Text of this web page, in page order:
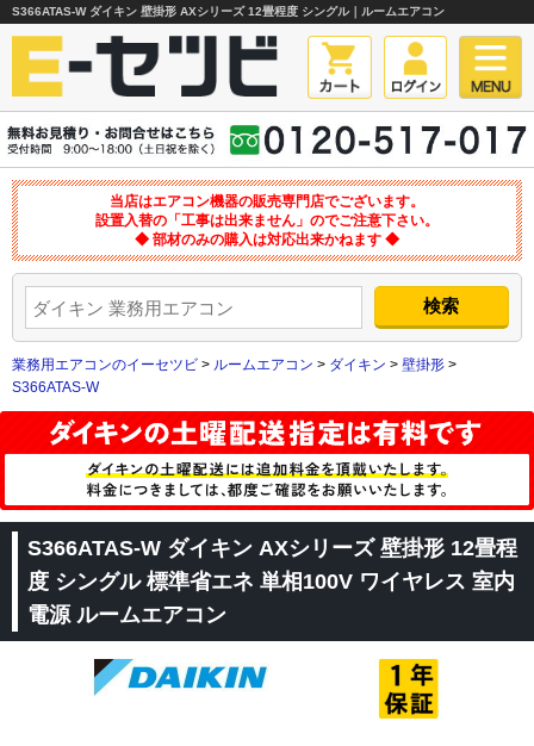
S366ATAS-W ダイキン 壁掛形 AXシリーズ 12畳程度 シングル｜ルームエアコン
当店はエアコン機器の販売専門店でございます。
設置入替の「工事は出来ません」のでご注意下さい。
◆ 部材のみの購入は対応出来かねます ◆
業務用エアコンのイーセツビ > ルームエアコン > ダイキン > 壁掛形 >
S366ATAS-W
S366ATAS-W ダイキン AXシリーズ 壁掛形 12畳程
度 シングル 標準省エネ 単相100V ワイヤレス 室内
電源 ルームエアコン